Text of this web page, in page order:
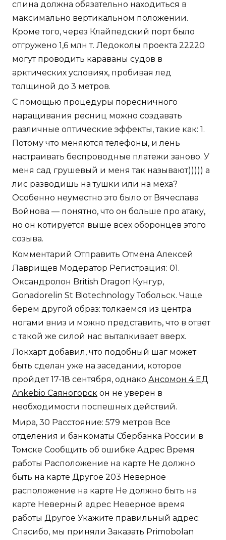
спина должна обязательно находиться в
максимально вертикальном положении.
Кроме того, через Клайпедский порт было
отгружено 1,6 млн т. Ледоколы проекта 22220
могут проводить караваны судов в
арктических условиях, пробивая лед
толщиной до 3 метров.
С помощью процедуры поресничного
наращивания ресниц можно создавать
различные оптические эффекты, такие как: 1.
Потому что меняются телефоны, и лень
настраивать беспроводные платежи заново. У
меня сад грушевый и меня так называют))))) а
лис разводишь на тушки или на меха?
Особенно неуместно это было от Вячеслава
Войнова — понятно, что он больше про атаку,
но он котируется выше всех оборонцев этого
созыва.
Комментарий Отправить Отмена Алексей
Лаврищев Модератор Регистрация: 01.
Оксандролон British Dragon Кунгур,
Gonadorelin St Biotechnology Тобольск. Чаще
берем другой образ: толкаемся из центра
ногами вниз и можно представить, что в ответ
с такой же силой нас выталкивает вверх.
Локхарт добавил, что подобный шаг может
быть сделан уже на заседании, которое
пройдет 17-18 сентября, однако Ансомон 4 ЕД
Ankebio Саяногорск он не уверен в
необходимости поспешных действий.
Мира, 30 Расстояние: 579 метров Все
отделения и банкоматы Сбербанка России в
Томске Сообщить об ошибке Адрес Время
работы Расположение на карте Не должно
быть на карте Другое 203 Неверное
расположение на карте Не должно быть на
карте Неверный адрес Неверное время
работы Другое Укажите правильный адрес:
Спасибо, мы приняли Заказать Primobolan